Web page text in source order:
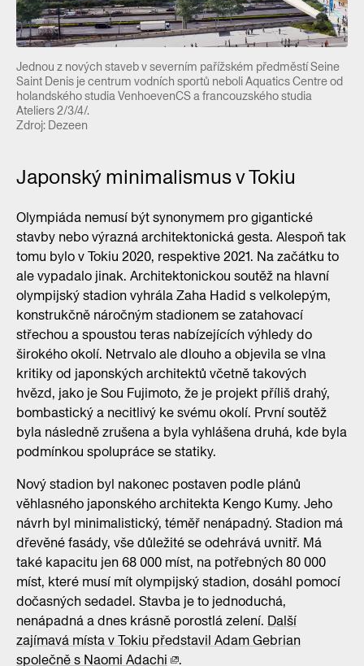
Jednou z nových staveb v severním pařížském předměstí Seine
Saint Denis je centrum vodních sportů neboli Aquatics Centre od
holandského studia VenhoevenCS a francouzského studia
Ateliers 2/3/4/.
Zdroj: Dezeen
Japonský minimalismus v Tokiu
Olympiáda nemusí být synonymem pro gigantické
stavby nebo výrazná architektonická gesta. Alespoň tak
tomu bylo v Tokiu 2020, respektive 2021. Na začátku to
ale vypadalo jinak. Architektonickou soutěž na hlavní
olympijský stadion vyhrála Zaha Hadid s velkolepým,
konstrukčně náročným stadionem se zatahovací
střechou a spoustou teras nabízejících výhledy do
širokého okolí. Netrvalo ale dlouho a objevila se vlna
kritiky od japonských architektů včetně takových
hvězd, jako je Sou Fujimoto, že je projekt příliš drahý,
bombastický a necitlivý ke svému okolí. První soutěž
byla následně zrušena a byla vyhlášena druhá, kde byla
podmínkou spolupráce se statiky.
Nový stadion byl nakonec postaven podle plánů
věhlasného japonského architekta Kengo Kumy. Jeho
návrh byl minimalistický, téměř nenápadný. Stadion má
dřevěné fasády, vše důležité se odehrává uvnitř. Má
také kapacitu jen 68 000 míst, na potřebných 80 000
míst, které musí mít olympijský stadion, dosáhl pomocí
dočasných sedadel. Stavba je to jednoduchá,
nenápadná a dnes krásně porostlá zelení. Další
zajímavá místa v Tokiu představil Adam Gebrian
společně s Naomi Adachi
.